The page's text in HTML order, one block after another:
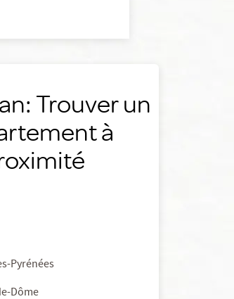
Trouver un
à
Pyrénées
Dôme